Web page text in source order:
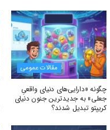
مقالات عمومی
چگونه «دارایی‌های دنیای واقعیِ
جعلی» به جدیدترین جنون دنیای
کریپتو تبدیل شدند؟